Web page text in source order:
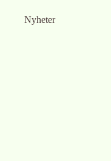
Nyheter